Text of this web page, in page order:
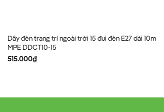
Dây đèn trang trí ngoài trời 15 đui đèn E27 dài 10m
MPE DDCT10-15
515.000₫